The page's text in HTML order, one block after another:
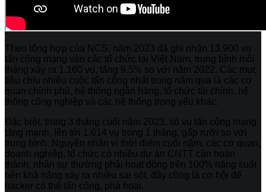
Theo tổng hợp của NCS, năm 2023 đã ghi nhận 13.900 vụ
tấn công mạng vào các tổ chức tại Việt Nam, trung bình mỗi
tháng xảy ra 1.160 vụ, tăng 9,5% so với năm 2022. Các mục
tiêu chịu nhiều cuộc tấn công nhất trong năm qua là các cơ
quan chính phủ, hệ thống ngân hàng, tổ chức tài chính, hệ
thống công nghiệp và các hệ thống trọng yếu khác.
Đặc biệt, trong 3 tháng cuối năm 2023, số vụ tấn công mạng
tăng mạnh, lên tới 1.614 vụ trong 1 tháng, gấp rưỡi so với
trung bình. Nguyên nhân vì thời điểm cuối năm, các cơ quan,
doanh nghiệp, tổ chức có nhiều dự án CNTT cần hoàn
thành, nhân sự thường phải hoạt động trên 100% năng suất
nên khả năng xảy ra nhiều sai sót, đây cũng là cơ hội để
hacker có thể tấn công, phá hoại.